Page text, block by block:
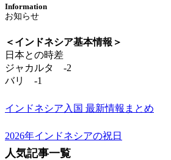
Information
＜インドネシア基本情報＞
日本との時差
ジャカルタ -2
バリ -1
インドネシア入国 最新情報まとめ
2026年インドネシアの祝日
人気記事一覧